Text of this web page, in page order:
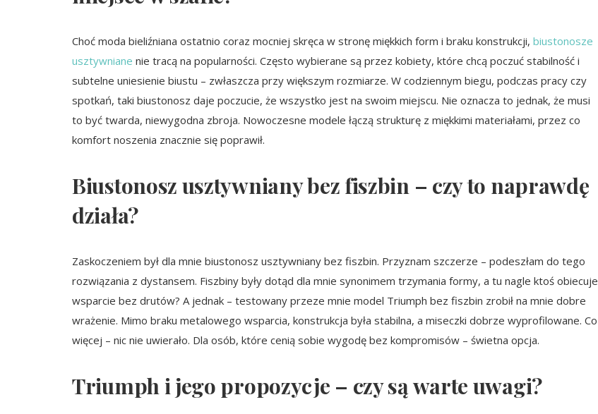
Choć moda bieliźniana ostatnio coraz mocniej skręca w stronę miękkich form i braku konstrukcji, biustonosze
usztywniane nie tracą na popularności. Często wybierane są przez kobiety, które chcą poczuć stabilność i
subtelne uniesienie biustu – zwłaszcza przy większym rozmiarze. W codziennym biegu, podczas pracy czy
spotkań, taki biustonosz daje poczucie, że wszystko jest na swoim miejscu. Nie oznacza to jednak, że musi
to być twarda, niewygodna zbroja. Nowoczesne modele łączą strukturę z miękkimi materiałami, przez co
komfort noszenia znacznie się poprawił.
Biustonosz usztywniany bez fiszbin – czy to naprawdę
działa?
Zaskoczeniem był dla mnie biustonosz usztywniany bez fiszbin. Przyznam szczerze – podeszłam do tego
rozwiązania z dystansem. Fiszbiny były dotąd dla mnie synonimem trzymania formy, a tu nagle ktoś obiecuje
wsparcie bez drutów? A jednak – testowany przeze mnie model Triumph bez fiszbin zrobił na mnie dobre
wrażenie. Mimo braku metalowego wsparcia, konstrukcja była stabilna, a miseczki dobrze wyprofilowane. Co
więcej – nic nie uwierało. Dla osób, które cenią sobie wygodę bez kompromisów – świetna opcja.
Triumph i jego propozycje – czy są warte uwagi?